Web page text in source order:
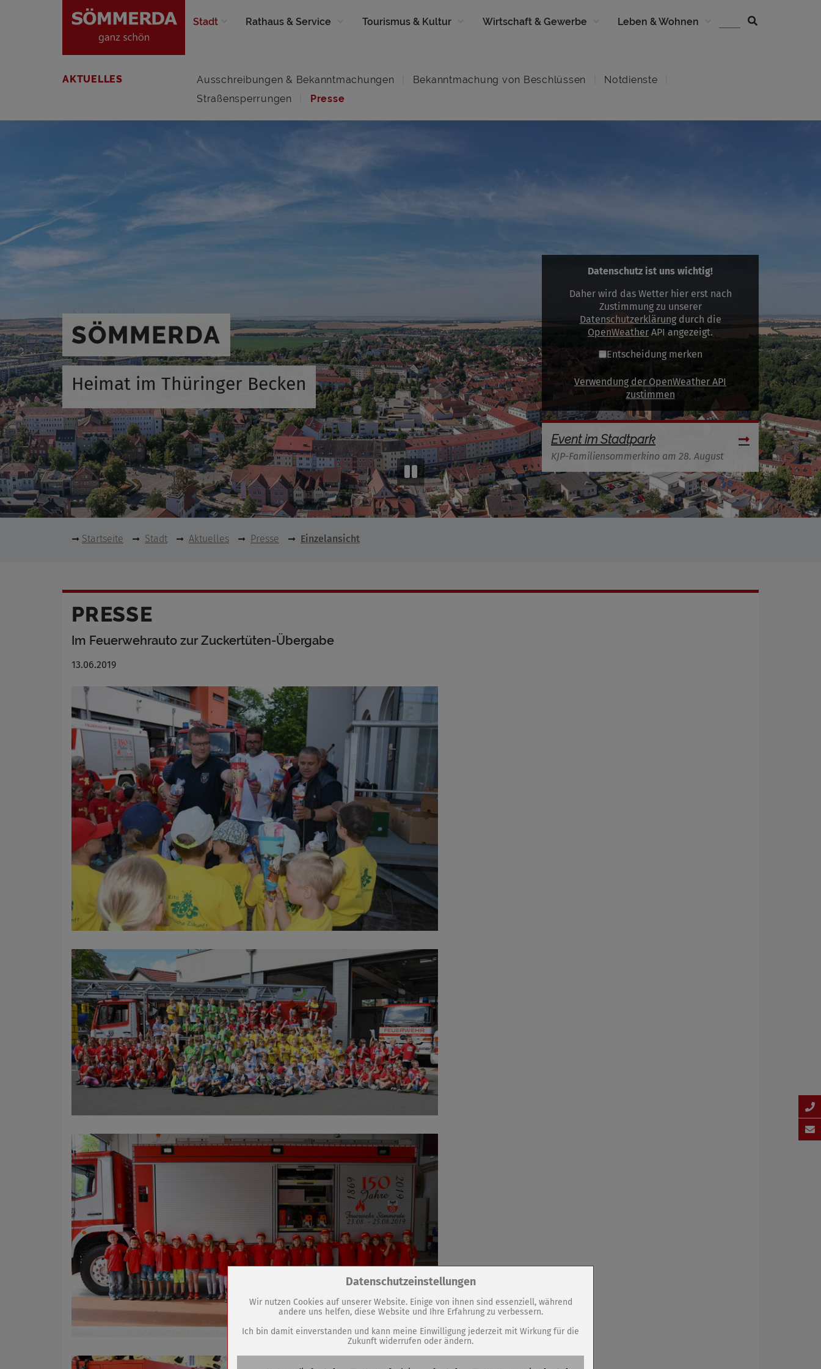
Stadt Rathaus & Service Tourismus & Kultur Wirtschaft & Gewerbe Leben & Wohnen
AKTUELLES Ausschreibungen & Bekanntmachungen Bekanntmachung von Beschlüssen
Notdienste
Straßensperrungen
Presse
SÖMMERDA
Heimat im Thüringer Becken
Datenschutz ist uns wichtig!
Daher wird das Wetter hier erst nach
Zustimmung zu unserer
Datenschutzerklärungdurch die
OpenWeather API angezeigt.
Entscheidung merken
Verwendung der OpenWeather API
zustimmen
Event im Stadtpark
KJP-Familiensommerkino am 28. August
Startseite Stadt Aktuelles Presse Einzelansicht
PRESSE
Im Feuerwehrauto zur Zuckertüten-Übergabe
13.06.2019
Zum Betrieb der Seite notwendige Cookies / Drittanbieter:
PHP Session Cookie
Anbieter
Eigentümer dieser Website (Wenko-Wenselaar GmbH & Co. KG)
Absicherung Kontaktformular / SPAM Schutz
Cookie Name
PHPSESSID, fe_typo_user
Datenschutzeinstellungen
Wir nutzen Cookies auf unserer Website. Einige von ihnen sind essenziell, während
andere uns helfen, diese Website und Ihre Erfahrung zu verbessern.
Ich bin damit einverstanden und kann meine Einwilligung jederzeit mit Wirkung für die
Zukunft widerrufen oder ändern.